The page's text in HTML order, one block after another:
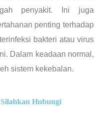
penyakit. Ini juga
penting terhadap
bakteri atau virus
Dalam keadaan normal,
sistem kekebalan.
Hubungi